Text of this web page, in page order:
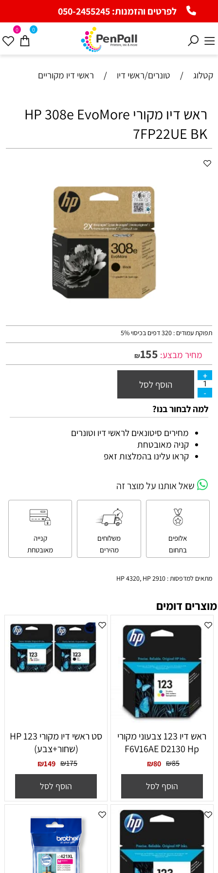
לפרטים והזמנות:050-2455245
0 0
קטלוג / טונרים/ראשי דיו / ראשי דיו מקוריים
ראש דיו מקורי HP 308e EvoMore
7FP22UE BK
תפוקת עמודים : 320 דפים בכיסוי 5%
מחיר מבצע: ₪155
הוסף לסל
למה לבחור בנו?
מחירים סיטונאים לראשי דיו וטונרים
קניה מאובטחת
קראו עלינו בהמלצות זאפ
שאל אותנו על מוצר זה
אלופים
בתחום
משלוחים
מהירים
קנייה
מאובטחת
מתאים למדפסות : HP 4320, HP 2910
מוצרים דומים
ראש דיו 123 צבעוני מקורי
F6V16AE D2130 Hp
₪85
₪80
הוסף לסל
סט ראשי דיו מקורי HP 123
(שחור+צבע)
₪175
₪149
הוסף לסל